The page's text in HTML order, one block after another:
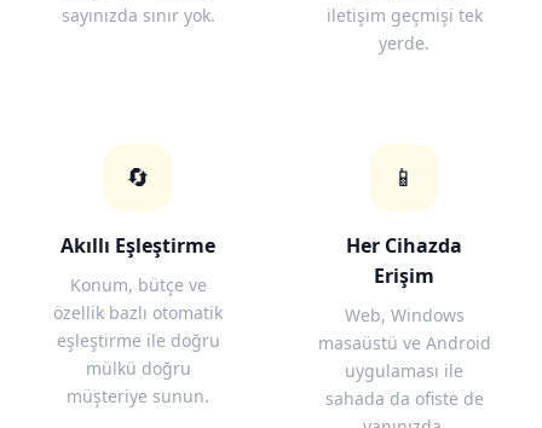
sayınızda sınır yok.
iletişim geçmişi tek
yerde.
🔄
Akıllı Eşleştirme
Konum, bütçe ve
özellik bazlı otomatik
eşleştirme ile doğru
mülkü doğru
müşteriye sunun.
📱
Her Cihazda
Erişim
Web, Windows
masaüstü ve Android
uygulaması ile
sahada da ofiste de